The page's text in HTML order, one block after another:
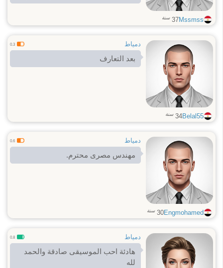
Mssmss
37 سنة
دمياط 0.3
بعد التعارف
Belal55
34 سنة
دمياط 0.6
مهندس مصرى محترم.
Engmohamed
30 سنة
دمياط 0.8
هادئة احب الموسيقى صادقة والحمد
لله